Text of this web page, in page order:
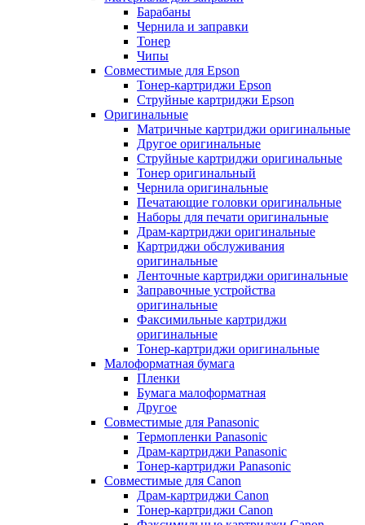
Барабаны
Чернила и заправки
Тонер
Чипы
Совместимые для Epson
Тонер-картриджи Epson
Струйные картриджи Epson
Оригинальные
Матричные картриджи оригинальные
Другое оригинальные
Струйные картриджи оригинальные
Тонер оригинальный
Чернила оригинальные
Печатающие головки оригинальные
Наборы для печати оригинальные
Драм-картриджи оригинальные
Картриджи обслуживания
оригинальные
Ленточные картриджи оригинальные
Заправочные устройства
оригинальные
Факсимильные картриджи
оригинальные
Тонер-картриджи оригинальные
Малоформатная бумага
Пленки
Бумага малоформатная
Другое
Совместимые для Panasonic
Термопленки Panasonic
Драм-картриджи Panasonic
Тонер-картриджи Panasonic
Совместимые для Canon
Драм-картриджи Canon
Тонер-картриджи Canon